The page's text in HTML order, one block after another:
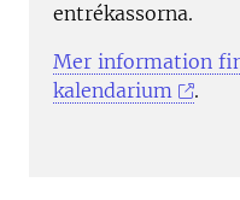
entrékassorna.
Mer information
kalendarium
.